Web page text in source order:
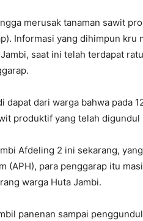
merusak tanaman sawit
Informasi yang dihimpun kru
saat ini telah terdapat
dapat dari warga bahwa pada
produktif yang telah digundul
Afdeling 2 ini sekarang,
(APH), para penggarap itu
warga Huta Jambi.
panenan sampai